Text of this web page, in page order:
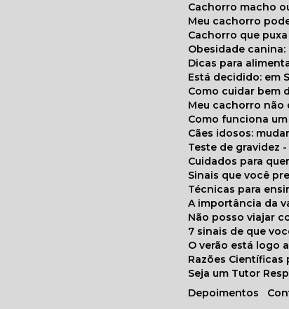
Depoimentos
Cachorro macho
Meu cachorro
Cachorro que
Obesidade
Dicas para
Está decidido:
Como cuidar
Meu cachorro
Como funciona
Cães idosos:
Teste de
Cuidados para
Sinais que você
Técnicas para
A importância da
Não posso viajar
7 sinais de que
O verão está
Razões
Seja um Tutor